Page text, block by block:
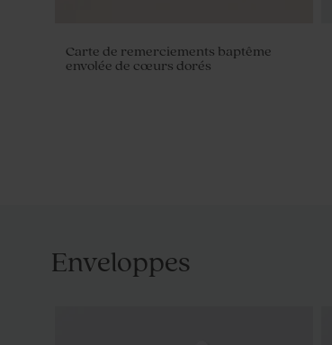
Carte de remerciements baptême
envolée de cœurs dorés
Enveloppes